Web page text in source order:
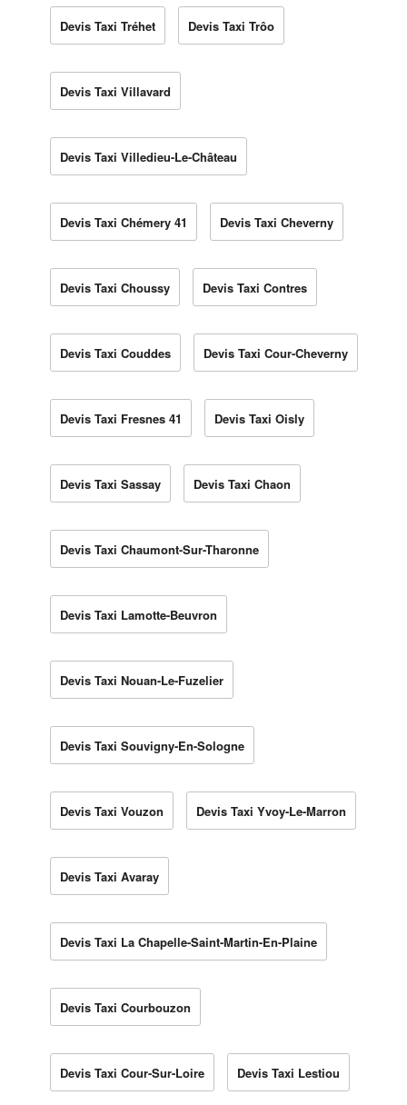
Devis Taxi Tréhet Devis Taxi Trôo
Devis Taxi Villavard
Devis Taxi Villedieu-Le-Château
Devis Taxi Chémery 41 Devis Taxi Cheverny
Devis Taxi Choussy Devis Taxi Contres
Devis Taxi Couddes Devis Taxi Cour-Cheverny
Devis Taxi Fresnes 41 Devis Taxi Oisly
Devis Taxi Sassay Devis Taxi Chaon
Devis Taxi Chaumont-Sur-Tharonne
Devis Taxi Lamotte-Beuvron
Devis Taxi Nouan-Le-Fuzelier
Devis Taxi Souvigny-En-Sologne
Devis Taxi Vouzon Devis Taxi Yvoy-Le-Marron
Devis Taxi Avaray
Devis Taxi La Chapelle-Saint-Martin-En-Plaine
Devis Taxi Courbouzon
Devis Taxi Cour-Sur-Loire Devis Taxi Lestiou